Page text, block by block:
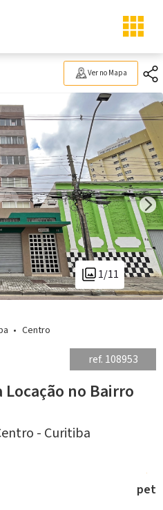
Ver no Mapa
1/11
Centro
ref. 108953
no Bairro
- Curitiba
pet